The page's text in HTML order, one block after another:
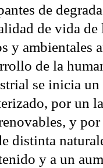
de
de vida
y ambientales
de la
se inicia un
por un
y
distinta
y a un